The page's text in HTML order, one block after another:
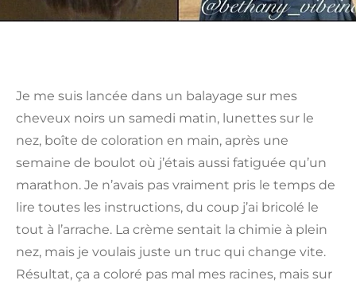
Je me suis lancée dans un balayage sur mes
cheveux noirs un samedi matin, lunettes sur le
nez, boîte de coloration en main, après une
semaine de boulot où j’étais aussi fatiguée qu’un
marathon. Je n’avais pas vraiment pris le temps de
lire toutes les instructions, du coup j’ai bricolé le
tout à l’arrache. La crème sentait la chimie à plein
nez, mais je voulais juste un truc qui change vite.
Résultat, ça a coloré pas mal mes racines, mais sur